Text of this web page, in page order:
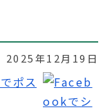
2025年12月19日